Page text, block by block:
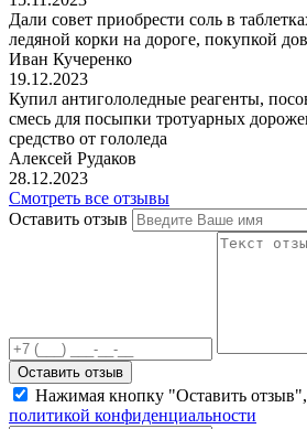
Дали совет приобрести соль в
ледяной корки на дороге, покупкой
Иван Кучеренко
19.12.2023
Купил антигололедные реагенты,
смесь для посыпки тротуарных
средство от гололеда
Алексей Рудаков
28.12.2023
Смотреть все отзывы
Оставить отзыв
Оставить отзыв
Нажимая кнопку "Оставить
политикой конфиденциальности